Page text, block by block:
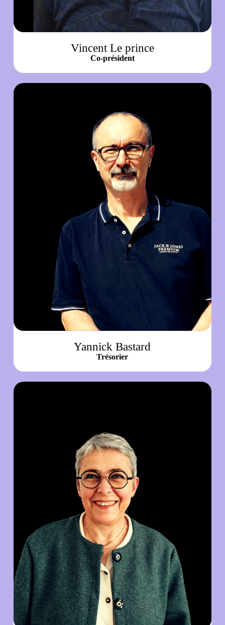
Vincent Le prince
Co-président
Yannick Bastard
Trésorier